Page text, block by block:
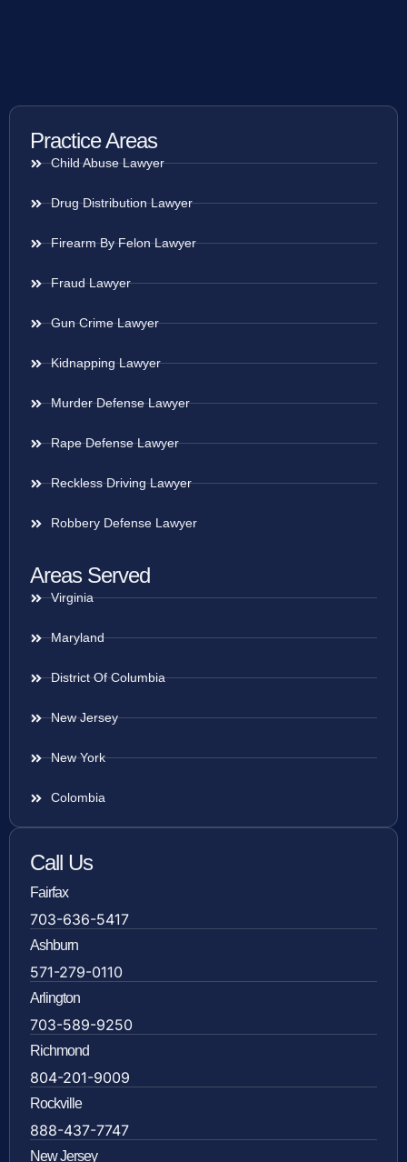
Practice Areas
Child Abuse Lawyer
Drug Distribution Lawyer
Firearm By Felon Lawyer
Fraud Lawyer
Gun Crime Lawyer
Kidnapping Lawyer
Murder Defense Lawyer
Rape Defense Lawyer
Reckless Driving Lawyer
Robbery Defense Lawyer
Areas Served
Virginia
Maryland
District Of Columbia
New Jersey
New York
Colombia
Call Us
Fairfax
703-636-5417
Ashburn
571-279-0110
Arlington
703-589-9250
Richmond
804-201-9009
Rockville
888-437-7747
New Jersey